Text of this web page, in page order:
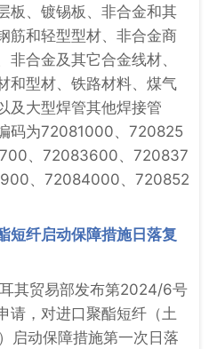
板、镀锡板、非合金和其
筋和轻型型材、非合金商
非合金及其它合金线材、
和型材、铁路材料、煤气
及大型焊管其他焊接管
码为72081000、720825
、72083600、720837
、72084000、720852
短纤启动保障措施日落复
其贸易部发布第2024/6号
请，对进口聚酯短纤（土
启动保障措施第一次日落